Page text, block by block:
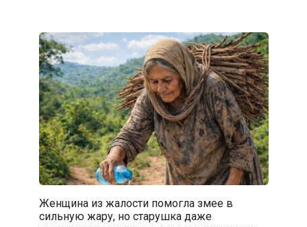
Женщина из жалости помогла змее в
сильную жару, но старушка даже